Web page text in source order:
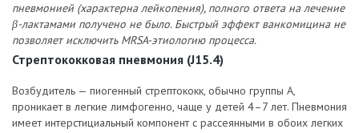
пневмонией (характерна лейкопения), полного ответа на лечение
β-лактамами получено не было. Быстрый эффект ванкомицина не
позволяет исключить MRSA-этиологию процесса.
Стрептококковая пневмония (J15.4)
Возбудитель — пиогенный стрептококк, обычно группы А,
проникает в легкие лимфогенно, чаще у детей 4–7 лет. Пневмония
имеет интерстициальный компонент с рассеянными в обоих легких